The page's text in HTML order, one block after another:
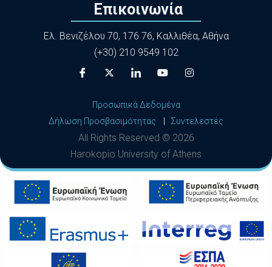
Επικοινωνία
Ελ. Βενιζέλου 70, 176 76, Καλλιθέα, Αθήνα
(+30) 210 9549 102
Προσωπικά Δεδομένα
Δήλωση Προσβασιμότητας
Συντελεστές
All Rights Reserved © 2026
Harokopio University of Athens